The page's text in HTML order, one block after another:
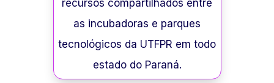
recursos compartilhados entre
as incubadoras e parques
tecnológicos da UTFPR em todo
estado do Paraná.